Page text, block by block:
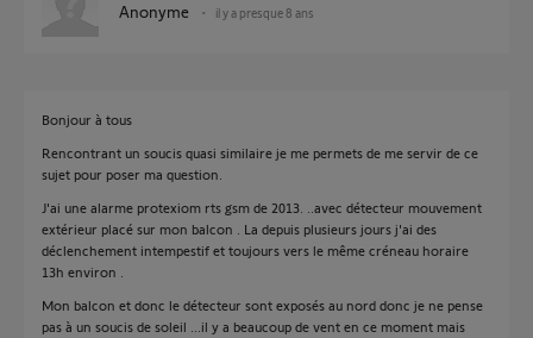
Anonyme il y a presque 8 ans
Bonjour à tous
Rencontrant un soucis quasi similaire je me permets de me servir de ce
sujet pour poser ma question.
J'ai une alarme protexiom rts gsm de 2013. ..avec détecteur mouvement
extérieur placé sur mon balcon . La depuis plusieurs jours j'ai des
déclenchement intempestif et toujours vers le même créneau horaire
13h environ .
Mon balcon et donc le détecteur sont exposés au nord donc je ne pense
pas à un soucis de soleil ...il y a beaucoup de vent en ce moment mais